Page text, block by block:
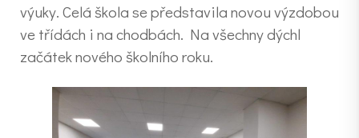
výuky. Celá škola se představila novou výzdobou
ve třídách i na chodbách. Na všechny dýchl
začátek nového školního roku.